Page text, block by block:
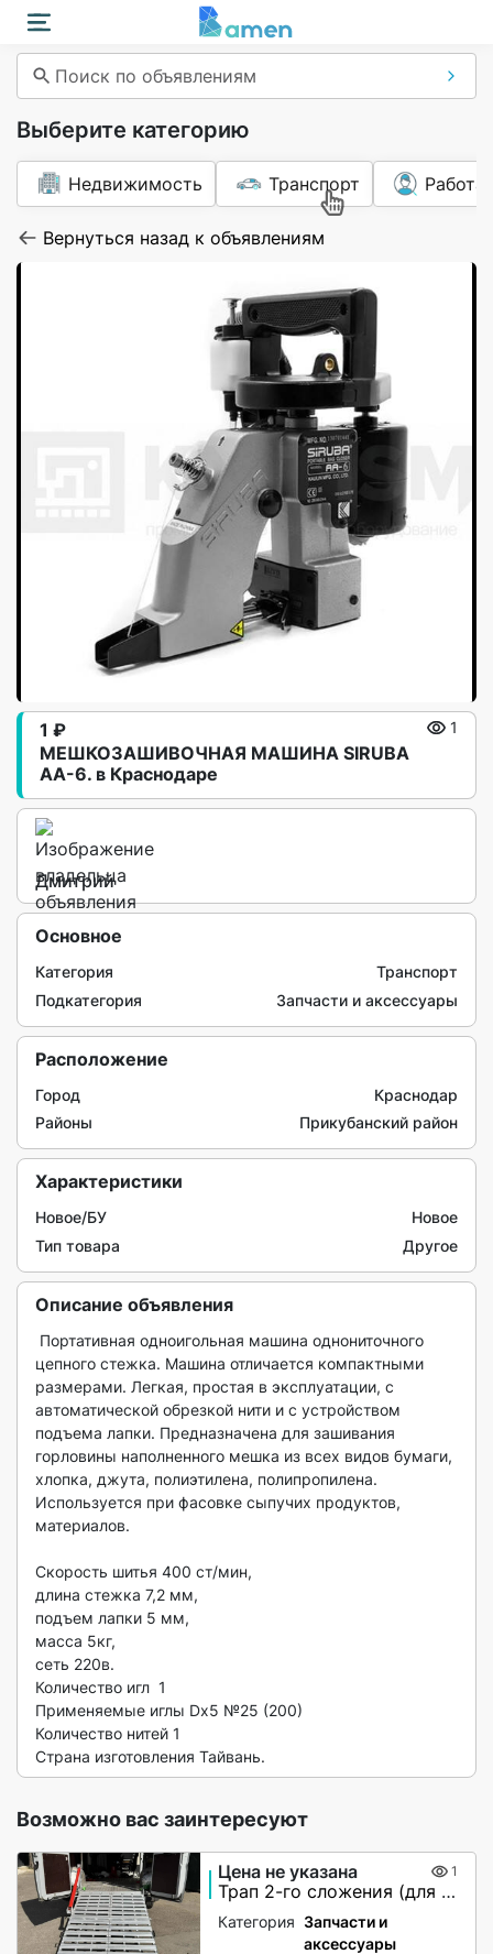
Поиск по объявлениям
Выберите категорию
Недвижимость Транспорт Работа
Вернуться назад к объявлениям
МЕШКОЗАШИВОЧНАЯ МАШИНА SIRUBA
AA-6. в Краснодаре
1 ₽ 1
Дмитрий
Основное
Категория
Транспорт
Подкатегория
Запчасти и аксессуары
Расположение
Город
Краснодар
Районы
Прикубанский район
Характеристики
Новое/БУ
Новое
Тип товара
Другое
Описание объявления
цепного стежка. Машина отличается компактными
размерами. Легкая, простая в эксплуатации, с
автоматической обрезкой нити и с устройством
подъема лапки. Предназначена для зашивания
горловины наполненного мешка из всех видов бумаги,
хлопка, джута, полиэтилена, полипропилена.
Используется при фасовке сыпучих продуктов,
материалов.
Скорость шитья 400 ст/мин,
длина стежка 7,2 мм,
подъем лапки 5 мм,
масса 5кг,
сеть 220в.
Количество игл  1
Применяемые иглы Dx5 №25 (200)
Количество нитей 1
Страна изготовления Тайвань.
Возможно вас заинтересуют
Цена не указана 1
Трап 2-го сложения (для мото-вездеходов) не поворотный
Категория Запчасти и
аксессуары